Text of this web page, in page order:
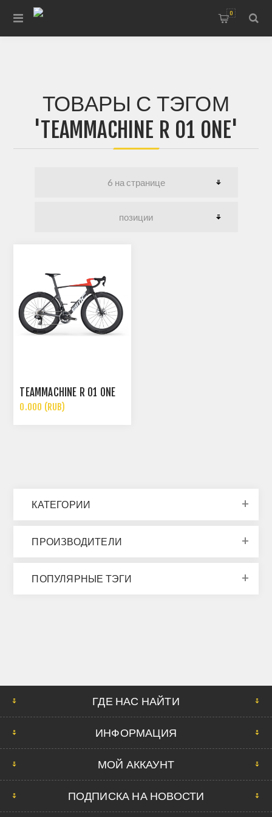
0
ТОВАРЫ С ТЭГОМ
'TEAMMACHINE R 01 ONE'
TEAMMACHINE R 01 ONE
0.000 (RUB)
КАТЕГОРИИ
ПРОИЗВОДИТЕЛИ
ПОПУЛЯРНЫЕ ТЭГИ
ГДЕ НАС НАЙТИ
ИНФОРМАЦИЯ
МОЙ АККАУНТ
ПОДПИСКА НА НОВОСТИ